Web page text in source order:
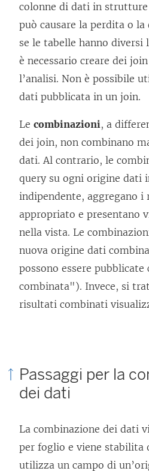
colonne di dati in
può causare la perdita o
se le tabelle hanno
è necessario creare dei
l’analisi. Non è possibile
dati pubblicata in un join.
Le combinazioni, a
dei join, non combinano
dati. Al contrario, le
query su ogni origine dati
indipendente, aggregano
appropriato e presentano
nella vista. Le
nuova origine dati
possono essere
combinata"). Invece, si
risultati combinati
Passaggi per la
dei dati
La combinazione dei dati
per foglio e viene stabilita
utilizza un campo di